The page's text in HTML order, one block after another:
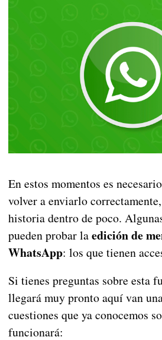
En estos momentos es
volver a enviarlo
historia dentro de poco.
pueden probar laedición de
WhatsApp: los que tienen
Si tienes preguntas sobre esta
llegará muy pronto aquí van
cuestiones que ya conocemos
funcionará: